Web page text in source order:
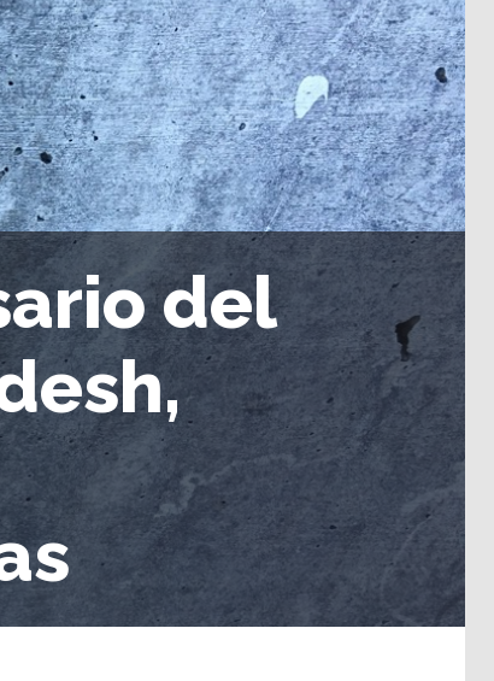
del